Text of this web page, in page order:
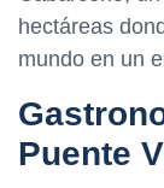
hectáreas
mundo en un
Puente